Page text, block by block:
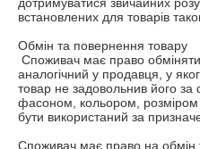
дотримуватися звичайних
встановлених для товарів
Обмін та повернення товару
аналогічний у продавця, у
товар не задовольнив його
фасоном, кольором,
бути використаний за
Споживач має право на обмін